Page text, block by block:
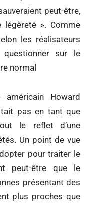
peut-être,
». Comme
les réalisateurs
sur le
normal
Howard
pas en tant que
le reflet d’une
Un point de vue
pour traiter le
peut-être que le
présentant des
plus proches que